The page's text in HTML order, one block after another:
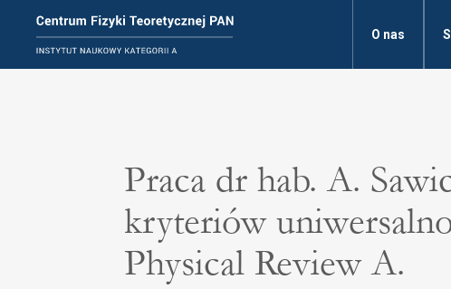
O nas
Praca dr hab. A.
kryteriów
Physical Review A.